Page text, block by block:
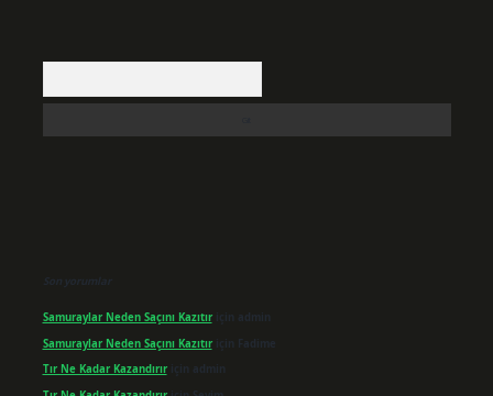
Son yorumlar
Samuraylar Neden Saçını Kazıtıriçin admin
Samuraylar Neden Saçını Kazıtıriçin Fadime
Tır Ne Kadar Kazandırıriçin admin